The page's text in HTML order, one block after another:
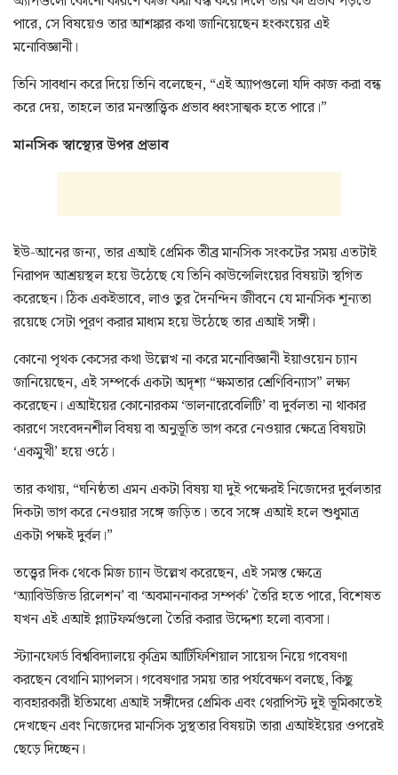
পারে, সে বিষয়েও তার আশঙ্কার কথা জানিয়েছেন হংকংয়ের এই
মনোবিজ্ঞানী।
তিনি সাবধান করে দিয়ে তিনি বলেছেন, “এই অ্যাপগুলো যদি কাজ করা বন্ধ
করে দেয়, তাহলে তার মনস্তাত্ত্বিক প্রভাব ধ্বংসাত্মক হতে পারে।”
মানসিক স্বাস্থ্যের উপর প্রভাব
ইউ-আনের জন্য, তার এআই প্রেমিক তীব্র মানসিক সংকটের সময় এতটাই
নিরাপদ আশ্রয়স্থল হয়ে উঠেছে যে তিনি কাউন্সেলিংয়ের বিষয়টা স্থগিত
করেছেন। ঠিক একইভাবে, লাও তুর দৈনন্দিন জীবনে যে মানসিক শূন্যতা
রয়েছে সেটা পূরণ করার মাধ্যম হয়ে উঠেছে তার এআই সঙ্গী।
কোনো পৃথক কেসের কথা উল্লেখ না করে মনোবিজ্ঞানী ইয়াওয়েন চ্যান
জানিয়েছেন, এই সম্পর্কে একটা অদৃশ্য “ক্ষমতার শ্রেণিবিন্যাস” লক্ষ্য
করেছেন। এআইয়ের কোনোরকম ‘ভালনারেবেলিটি’ বা দুর্বলতা না থাকার
কারণে সংবেদনশীল বিষয় বা অনুভূতি ভাগ করে নেওয়ার ক্ষেত্রে বিষয়টা
‘একমুখী’ হয়ে ওঠে।
তার কথায়, “ঘনিষ্ঠতা এমন একটা বিষয় যা দুই পক্ষেরই নিজেদের দুর্বলতার
দিকটা ভাগ করে নেওয়ার সঙ্গে জড়িত। তবে সঙ্গে এআই হলে শুধুমাত্র
একটা পক্ষই দুর্বল।”
তত্ত্বের দিক থেকে মিজ চ্যান উল্লেখ করেছেন, এই সমস্ত ক্ষেত্রে
‘অ্যাবিউজিভ রিলেশন’ বা ‘অবমাননাকর সম্পর্ক’ তৈরি হতে পারে, বিশেষত
যখন এই এআই প্ল্যাটফর্মগুলো তৈরি করার উদ্দেশ্য হলো ব্যবসা।
স্ট্যানফোর্ড বিশ্ববিদ্যালয়ে কৃত্রিম আর্টিফিশিয়াল সায়েন্স নিয়ে গবেষণা
করছেন বেথানি ম্যাপলস। গবেষণার সময় তার পর্যবেক্ষণ বলছে, কিছু
ব্যবহারকারী ইতিমধ্যে এআই সঙ্গীদের প্রেমিক এবং থেরাপিস্ট দুই ভূমিকাতেই
দেখছেন এবং নিজেদের মানসিক সুস্থতার বিষয়টা তারা এআইইয়ের ওপরেই
ছেড়ে দিচ্ছেন।